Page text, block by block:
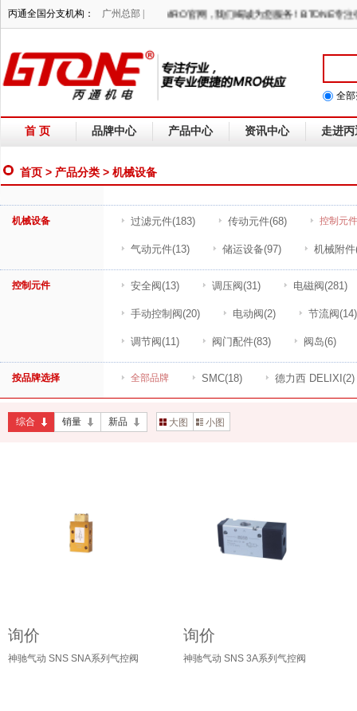
丙通全国分支机构： 广州总部 |欢迎光临丙通MRO官网，我们竭诚为您服务！BTONE
全
首 页 品牌中心 产品中心 资讯中心 走进丙
首页 > 产品分类 > 机械设备
机械设备 过滤元件(183) 传动元件(68) 控制元件
气动元件(13) 储运设备(97) 机械附件
控制元件 安全阀(13) 调压阀(31) 电磁阀(281)
手动控制阀(20) 电动阀(2) 节流阀(14)
调节阀(11) 阀门配件(83) 阀岛(6)
按品牌选择 全部品牌 SMC(18) 德力西 DELIXI (2)
综合 销量 新品 大图 小图
询价
神驰气动 SNS SNA系列气控阀
询价
神驰气动 SNS 3A系列气控阀